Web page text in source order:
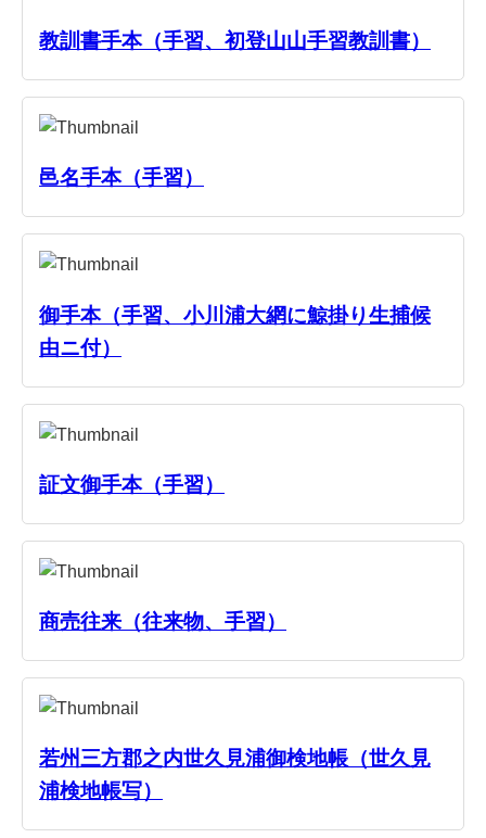
教訓書手本（手習、初登山山手習教訓書）
邑名手本（手習）
御手本（手習、小川浦大網に鯨掛り生捕候
由ニ付）
証文御手本（手習）
商売往来（往来物、手習）
若州三方郡之内世久見浦御検地帳（世久見
浦検地帳写）